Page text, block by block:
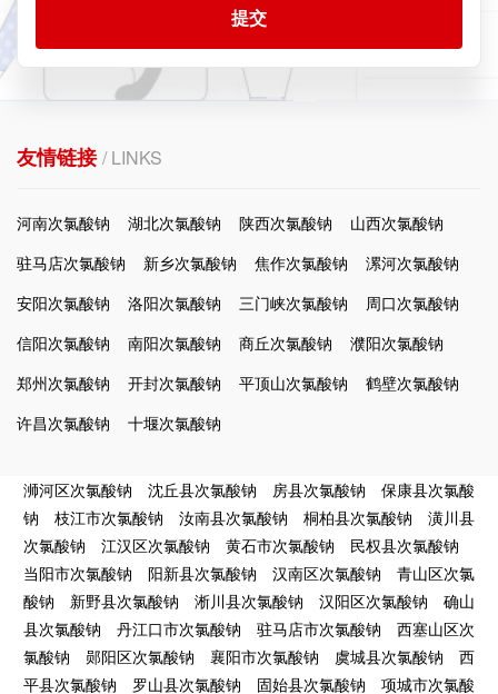
提交
友情链接/ LINKS
河南次氯酸钠 湖北次氯酸钠 陕西次氯酸钠
山西次氯酸钠
驻马店次氯酸钠
新乡次氯酸钠 焦作次氯酸钠
漯河次氯酸钠
安阳次氯酸钠
洛阳次氯酸钠 三门峡次氯酸钠
周口次氯酸钠
信阳次氯酸钠
南阳次氯酸钠 商丘次氯酸钠
濮阳次氯酸钠
郑州次氯酸钠
开封次氯酸钠 平顶山次氯酸钠
鹤壁次氯酸钠
许昌次氯酸钠
十堰次氯酸钠
浉河区次氯酸钠 沈丘县次氯酸钠 房县次氯酸钠
保康县次氯酸
钠
枝江市次氯酸钠 汝南县次氯酸钠 桐柏县次氯酸钠
潢川县
次氯酸钠
江汉区次氯酸钠 黄石市次氯酸钠
民权县次氯酸钠
当阳市次氯酸钠
阳新县次氯酸钠 汉南区次氯酸钠
青山区次氯
酸钠
新野县次氯酸钠 淅川县次氯酸钠 汉阳区次氯酸钠
确山
县次氯酸钠
丹江口市次氯酸钠 驻马店市次氯酸钠
西塞山区次
氯酸钠
郧阳区次氯酸钠 襄阳市次氯酸钠 虞城县次氯酸钠
西
平县次氯酸钠
罗山县次氯酸钠 固始县次氯酸钠 项城市次氯酸